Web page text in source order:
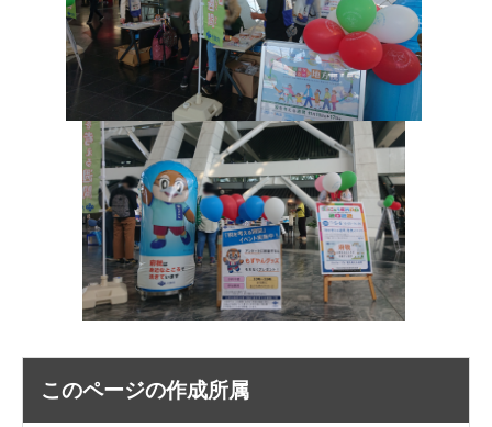
このページの作成所属